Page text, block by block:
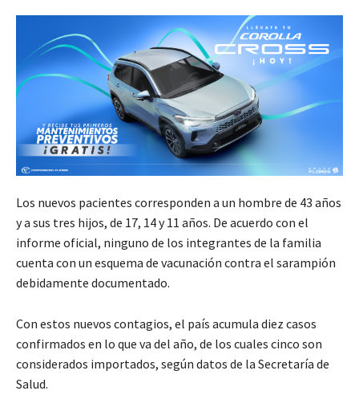
Los nuevos pacientes corresponden a un hombre de 43 años
y a sus tres hijos, de 17, 14 y 11 años. De acuerdo con el
informe oficial, ninguno de los integrantes de la familia
cuenta con un esquema de vacunación contra el sarampión
debidamente documentado.
Con estos nuevos contagios, el país acumula diez casos
confirmados en lo que va del año, de los cuales cinco son
considerados importados, según datos de la Secretaría de
Salud.